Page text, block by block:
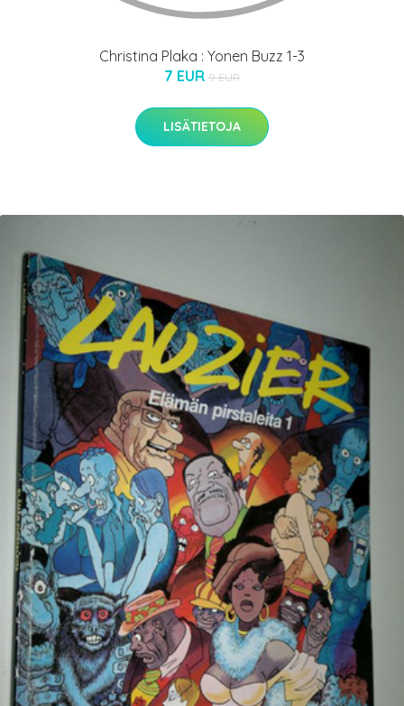
Christina Plaka : Yonen Buzz 1-3
7 EUR 9 EUR
LISÄTIETOJA